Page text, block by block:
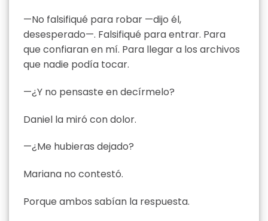
—No falsifiqué para robar —dijo él,
desesperado—. Falsifiqué para entrar. Para
que confiaran en mí. Para llegar a los archivos
que nadie podía tocar.
—¿Y no pensaste en decírmelo?
Daniel la miró con dolor.
—¿Me hubieras dejado?
Mariana no contestó.
Porque ambos sabían la respuesta.